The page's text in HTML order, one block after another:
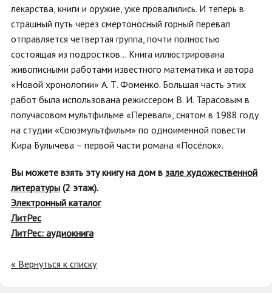
лекарства, книги и оружие, уже провалились. И теперь в
страшный путь через смертоносный горный перевал
отправляется четвертая группа, почти полностью
состоящая из подростков... Книга иллюстрирована
живописными работами известного математика и автора
«Новой хронологии» А. Т. Фоменко. Большая часть этих
работ была использована режиссером В. И. Тарасовым в
получасовом мультфильме «Перевал», снятом в 1988 году
на студии «Союзмультфильм» по одноименной повести
Кира Булычева – первой части романа «Посёлок».
Вы можете взять эту книгу на дом в зале художественной
литературы (2 этаж).
Электронный каталог
ЛитРес
ЛитРес: аудиокнига
« Вернуться к списку